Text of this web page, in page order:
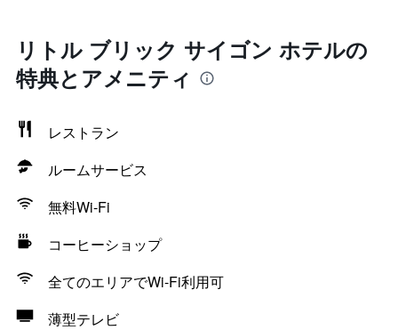
リトル ブリック サイゴン ホテルの
特典とアメニティ
レストラン
ルームサービス
無料Wi-Fi
コーヒーショップ
全てのエリアでWi-Fi利用可
薄型テレビ